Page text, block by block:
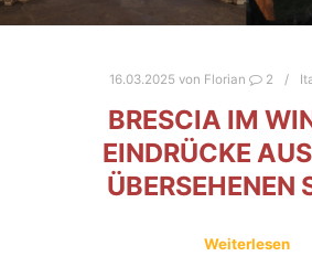
16.03.2025 von Florian 2
BRESCIA IM
EINDRÜCKE
ÜBERSEHENEN
Weiterlesen